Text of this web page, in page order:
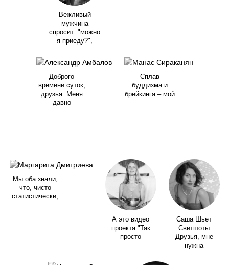
Вежливый
мужчина
спросит: "можно
я приеду?",
Доброго
времени суток,
друзья. Меня
давно
Сплав
буддизма и
брейкинга – мой
Мы оба знали,
что, чисто
статистически,
А это видео
проекта "Так
просто
Саша Шьет
Свитшоты
Друзья, мне
нужна